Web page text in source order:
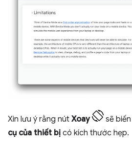
Xin lưu ý rằng nút Xoay sẽ
cụ của thiết bị có kích thước hẹp.